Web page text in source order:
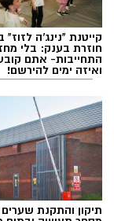
קייטנת "נינג'ה
חוזרת בענק: בלי
התחייבות- אתם
ואיזה ימים להירשם!
תיקון והתקנת